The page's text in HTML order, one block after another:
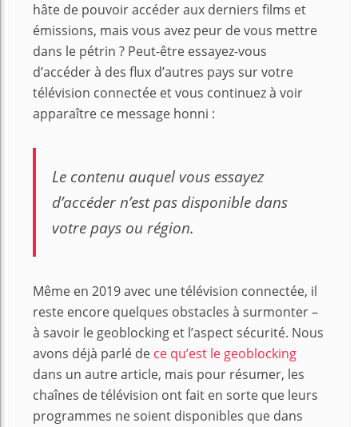
hâte de pouvoir accéder aux derniers films et
émissions, mais vous avez peur de vous mettre
dans le pétrin ? Peut-être essayez-vous
d’accéder à des flux d’autres pays sur votre
télévision connectée et vous continuez à voir
apparaître ce message honni :
Le contenu auquel vous essayez
d’accéder n’est pas disponible dans
votre pays ou région.
Même en 2019 avec une télévision connectée, il
reste encore quelques obstacles à surmonter –
à savoir le geoblocking et l’aspect sécurité. Nous
avons déjà parlé de ce qu’est le geoblocking
dans un autre article, mais pour résumer, les
chaînes de télévision ont fait en sorte que leurs
programmes ne soient disponibles que dans